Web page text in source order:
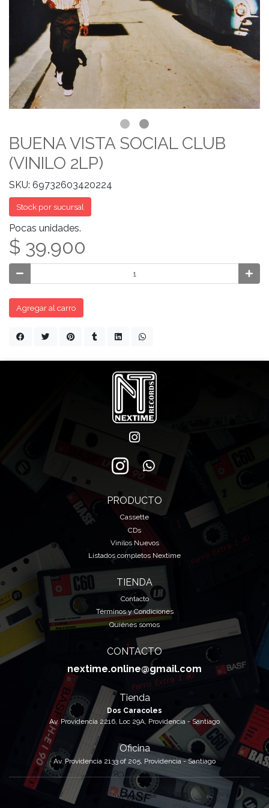
BUENA VISTA SOCIAL CLUB
(VINILO 2LP)
SKU: 69732603420224
Stock por sucursal
Pocas unidades.
$ 39.900
Agregar al carro
PRODUCTO
Cassette
CDs
Vinilos Nuevos
Listados completos Nextime
TIENDA
Contacto
Términos y Condiciones
Quiénes somos
CONTACTO
nextime.online@gmail.com
Tienda
Dos Caracoles
Av. Providencia 2216, Loc 29A, Providencia - Santiago
Oficina
Av. Providencia 2133 of 205, Providencia - Santiago